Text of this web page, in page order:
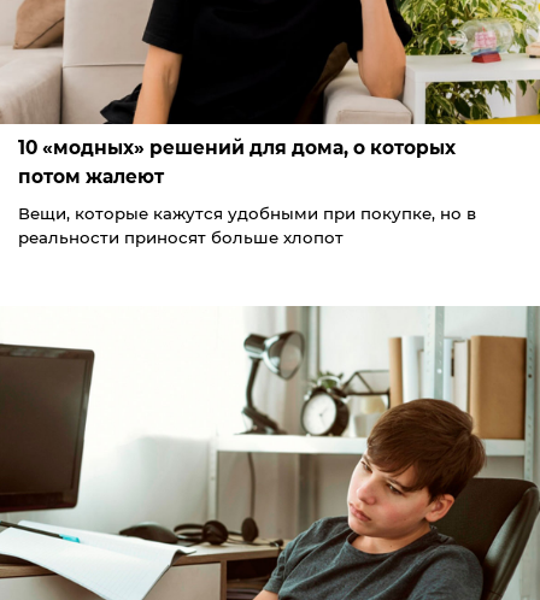
10 «модных» решений для дома, о которых
потом жалеют
Вещи, которые кажутся удобными при покупке, но в
реальности приносят больше хлопот